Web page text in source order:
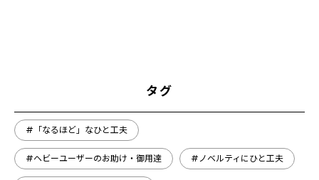
タグ
#「なるほど」なひと工夫
#ヘビーユーザーのお助け・御用達 #ノベルティにひと工夫